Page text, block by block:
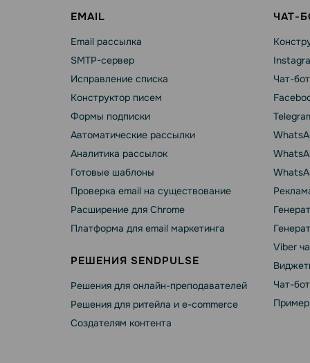
EMAIL
Email рассылка
SMTP-сервер
Исправление списка
Конструктор писем
Формы подписки
Автоматические рассылки
Аналитика рассылок
Готовые шаблоны
Проверка email на существование
Расширение для Chrome
Платформа для email маркетинга
РЕШЕНИЯ SENDPULSE
Решения для онлайн-преподавателей
Решения для ритейла и e-commerce
Создателям контента
ЧАТ-
Чат-
Viber
Чат-